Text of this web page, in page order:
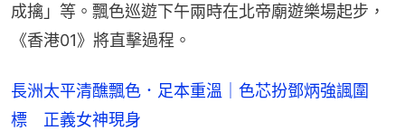
成擒」等。飄色巡遊下午兩時在北帝廟遊樂場起步，
《香港01》將直擊過程。
長洲太平清醮飄色．足本重溫｜色芯扮鄧炳強諷圍
標 正義女神現身